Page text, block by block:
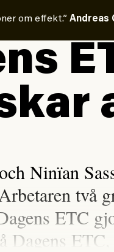
om effekt.” Andreas
Ninïan
två
ETC
Dagens ETC,